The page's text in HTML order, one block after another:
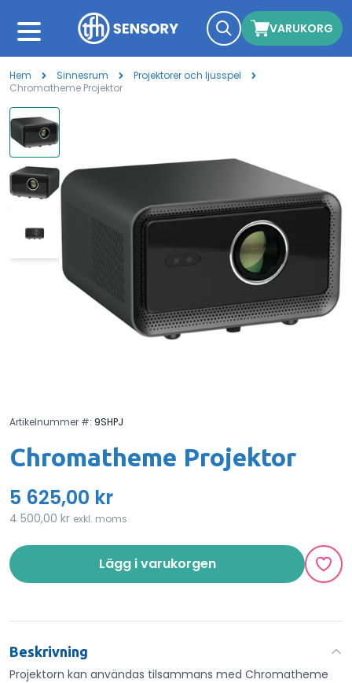
VARUKORG
Hem Sinnesrum
Projektorer och ljusspel
Chromatheme Projektor
Artikelnummer #: 9SHPJ
Chromatheme Projektor
5 625,00 kr
4 500,00 kr exkl. moms
Lägg i varukorgen
Beskrivning
Projektorn kan användas tilsammans med Chromatheme